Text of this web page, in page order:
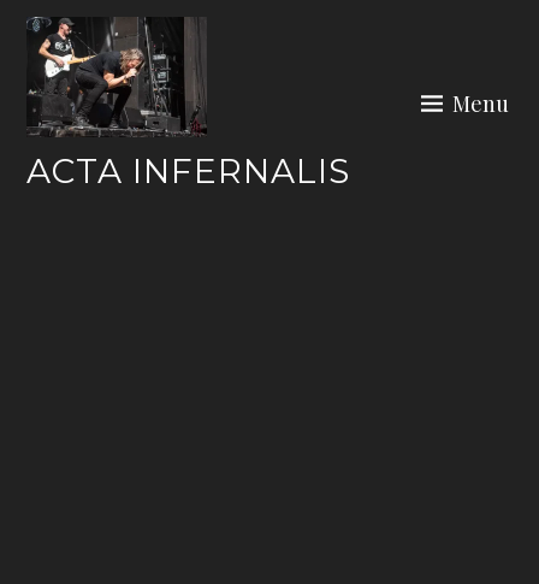
Skip
content
ACTA INFERNALIS
Menu